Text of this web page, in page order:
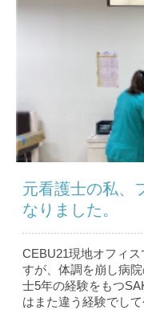
元看護士の私、
なりました。
CEBU21現地オフィ
すが、体調を崩し病
士5年の経験をもつ
はまた違う経験でし